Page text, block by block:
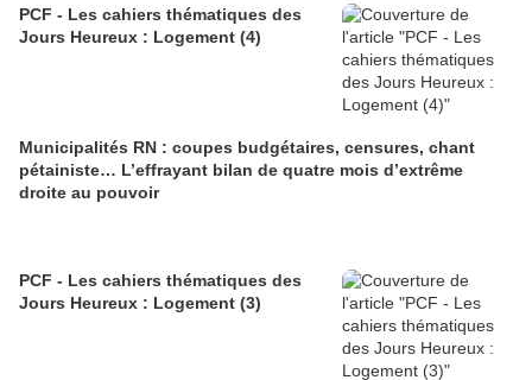
PCF - Les cahiers thématiques des
Jours Heureux : Logement (4)
Municipalités RN : coupes budgétaires, censures, chant
pétainiste… L’effrayant bilan de quatre mois d’extrême
droite au pouvoir
PCF - Les cahiers thématiques des
Jours Heureux : Logement (3)